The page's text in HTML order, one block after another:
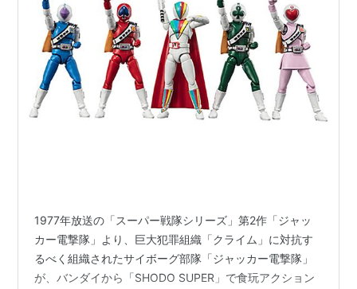
1977年放送の「スーパー戦隊シリーズ」第2作「ジャッ
カー電撃隊」より、巨大犯罪組織「クライム」に対抗す
るべく組織されたサイボーグ部隊「ジャッカー電撃隊」
が、バンダイから「SHODO SUPER」で食玩アクション